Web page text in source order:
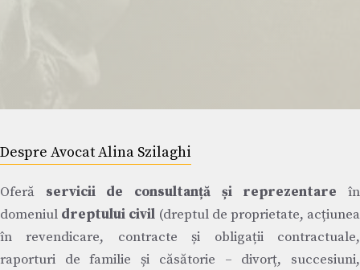
Despre Avocat Alina Szilaghi
Oferă servicii de consultanță și reprezentare în
domeniul dreptului civil (dreptul de proprietate, acțiunea
în revendicare, contracte și obligații contractuale,
raporturi de familie și căsătorie – divorț, succesiuni,